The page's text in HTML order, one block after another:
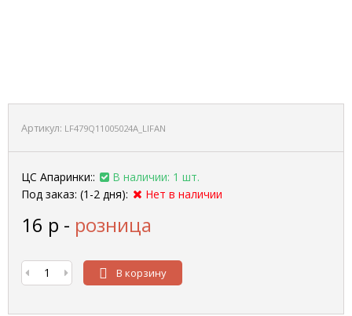
Артикул: LF479Q11005024A_LIFAN
ЦС Апаринки::
В наличии: 1 шт.
Под заказ: (1-2 дня):
Нет в наличии
16 р - розница
В корзину